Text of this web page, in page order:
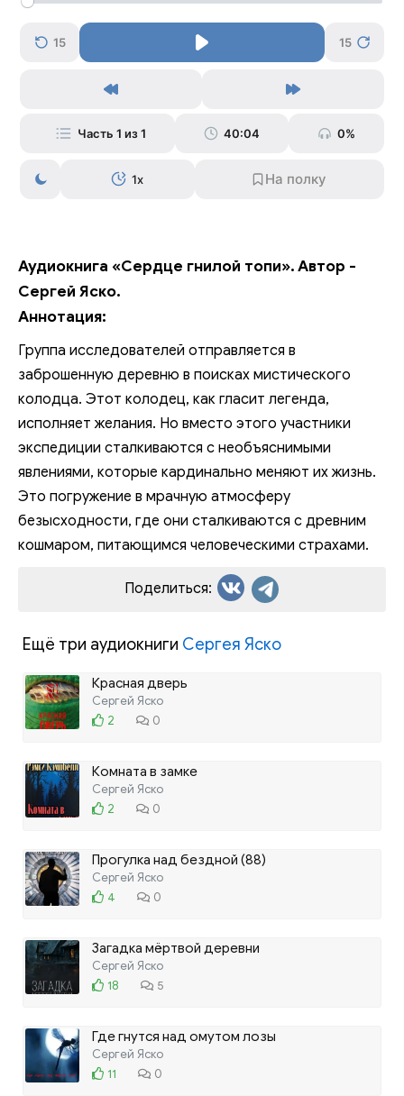
15 15
Часть 1 из 1 40:04 0%
1x
Аудиокнига «Сердце гнилой топи». Автор -
Сергей Яско.
Аннотация:
Группа исследователей отправляется в
заброшенную деревню в поисках мистического
колодца. Этот колодец, как гласит легенда,
исполняет желания. Но вместо этого участники
экспедиции сталкиваются с необъяснимыми
явлениями, которые кардинально меняют их жизнь.
Это погружение в мрачную атмосферу
безысходности, где они сталкиваются с древним
кошмаром, питающимся человеческими страхами.
Поделиться:
Ещё три аудиокниги Сергея Яско
Красная дверь
Сергей Яско
2
0
Комната в замке
Сергей Яско
2
0
Прогулка над бездной (88)
Сергей Яско
4
0
Загадка мёртвой деревни
Сергей Яско
18
5
Где гнутся над омутом лозы
Сергей Яско
11
0